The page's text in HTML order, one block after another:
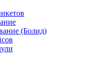
(Болид)